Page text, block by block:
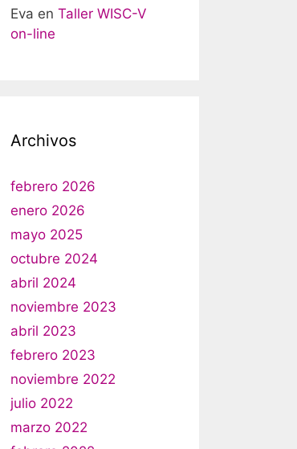
Eva en Taller WISC-V
on-line
Archivos
febrero 2026
enero 2026
mayo 2025
octubre 2024
abril 2024
noviembre 2023
abril 2023
febrero 2023
noviembre 2022
julio 2022
marzo 2022